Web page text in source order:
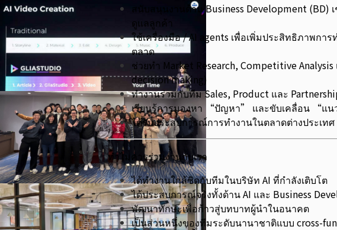
สนับสนุนงานด้าน Business Development
ดูแลลูกค้า
ใช้เครื่องมือ / AI agents เพื่อเพิ่มประสิทธิภาพกา
ตลาด
ช่วยทำ Market Research, Competitive
decision making)
ทำงานร่วมกับทีม Sales, Product และ
เรียนรู้การมองหา “ปัญหา” และขับเคลื่อน “แน
ได้รับประสบการณ์การทำงานในตลาดต่างประเทศ
ทำไมควรร่วมงานกับเรา
ได้ทำงานใกล้ชิดกับทีมในบริษัท AI ที่กำลังเติบโต
ได้ประสบการณ์จริงทั้งด้าน AI และ Business
พัฒนาทักษะเพื่อก้าวสู่บทบาทผู้นำในอนาคต
เป็นส่วนหนึ่งของทีมระดับนานาชาติแบบ cross-